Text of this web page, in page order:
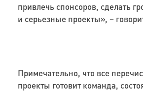
привлечь спонсоров, сделать
и серьезные проекты», –
Примечательно, что все
проекты готовит команда,